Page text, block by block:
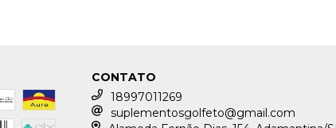
CONTATO
18997011269
suplementosgolfeto@gmail.com